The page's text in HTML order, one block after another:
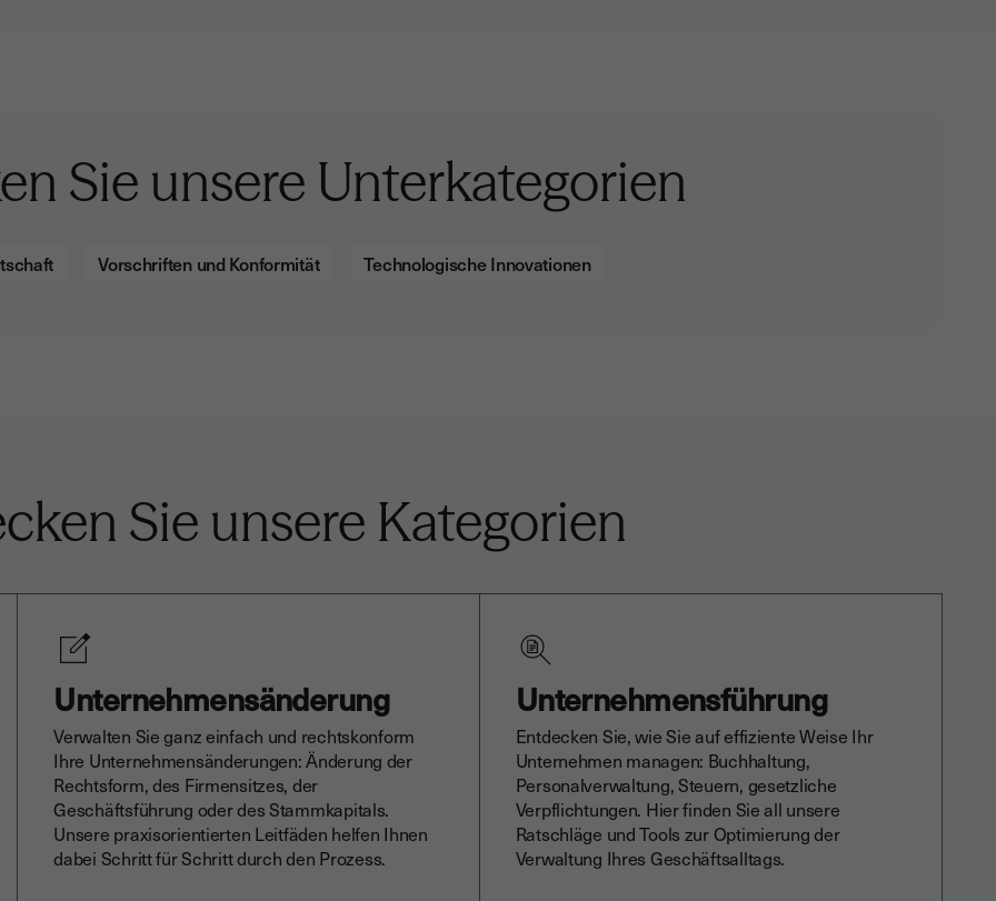
Sie unsere Unterkategorien
Vorschriften und Konformität Technologische Innovationen
Sie unsere Kategorien
Unternehmensänderung
Verwalten Sie ganz einfach und rechtskonform
Ihre Unternehmensänderungen: Änderung der
Rechtsform, des Firmensitzes, der
Geschäftsführung oder des Stammkapitals.
Unsere praxisorientierten Leitfäden helfen Ihnen
dabei Schritt für Schritt durch den Prozess.
Unternehmensführung
Entdecken Sie, wie Sie auf effiziente Weise Ihr
Unternehmen managen: Buchhaltung,
Personalverwaltung, Steuern, gesetzliche
Verpflichtungen. Hier finden Sie all unsere
Ratschläge und Tools zur Optimierung der
Verwaltung Ihres Geschäftsalltags.